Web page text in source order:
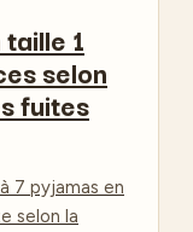
1
selon
fuites
7 pyjamas en
selon la